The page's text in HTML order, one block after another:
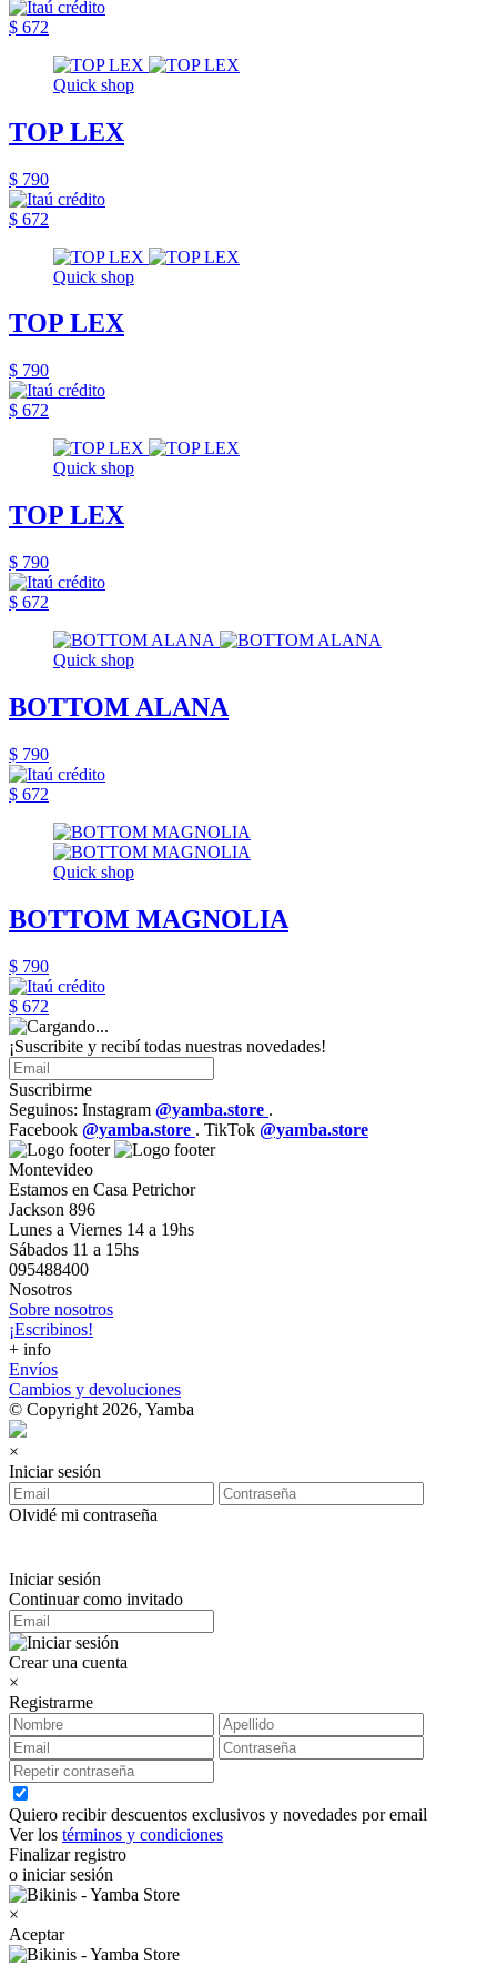
$ 672
Quick shop
TOP LEX
$ 790
$ 672
Quick shop
TOP LEX
$ 790
$ 672
Quick shop
TOP LEX
$ 790
$ 672
Quick shop
BOTTOM ALANA
$ 790
$ 672
Quick shop
BOTTOM MAGNOLIA
$ 790
$ 672
¡Suscribite y recibí todas nuestras novedades!
Suscribirme
Seguinos: Instagram @yamba.store .
Facebook @yamba.store . TikTok @yamba.store
Montevideo
Estamos en Casa Petrichor
Jackson 896
Lunes a Viernes 14 a 19hs
Sábados 11 a 15hs
095488400
Nosotros
Sobre nosotros
¡Escribinos!
+ info
Envíos
Cambios y devoluciones
© Copyright 2026, Yamba
×
Iniciar sesión
Olvidé mi contraseña
Iniciar sesión
Continuar como invitado
Crear una cuenta
×
Registrarme
Quiero recibir descuentos exclusivos y novedades por email
Ver los términos y condiciones
Finalizar registro
o iniciar sesión
×
Aceptar